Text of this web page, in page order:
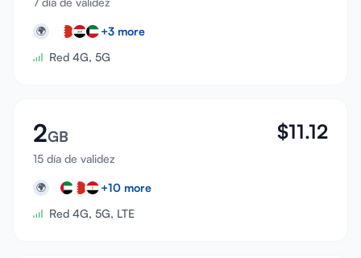
🌍 +3 more
Red 4G, 5G
2GB
15 día de validez
$11.12
🌍 +10 more
Red 4G, 5G, LTE